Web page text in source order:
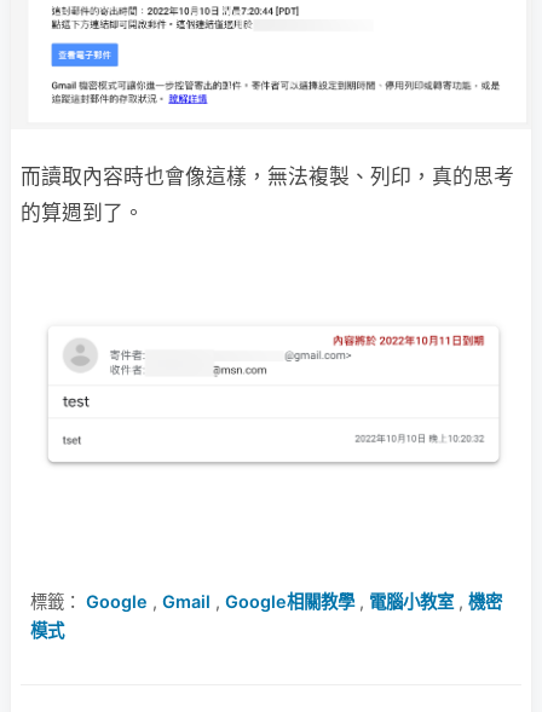
而讀取內容時也會像這樣，無法複製、列印，真的思考
的算週到了。
標籤： Google , Gmail , Google相關教學, 電腦小教室, 機密
模式